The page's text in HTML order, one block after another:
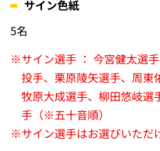
サイン色紙
5名
※サイン選手 ： 今宮健太選
投手、栗原陵矢選手、周東
牧原大成選手、柳田悠岐選
手（※五十音順）
※サイン選手はお選びいただ